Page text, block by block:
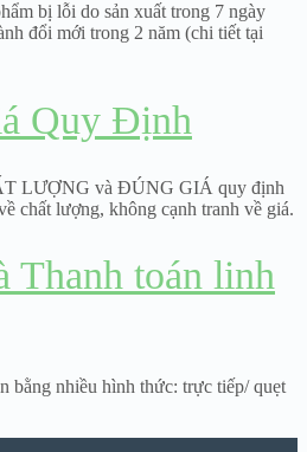
bị lỗi do sản xuất trong 7 ngày
đổi mới trong 2 năm (chi tiết tại
Quy Định
LƯỢNG và ĐÚNG GIÁ quy định
chất lượng, không cạnh tranh về giá.
Thanh toán linh
bằng nhiều hình thức: trực tiếp/ quẹt